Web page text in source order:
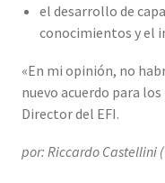
el desarrollo de
conocimientos y el
«En mi opinión, no
nuevo acuerdo para
Director del EFI.
por: Riccardo Castellini